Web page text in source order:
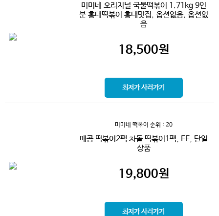
미미네 오리지널 국물떡볶이 1.71kg 9인
분 홍대떡볶이 홍대맛집, 옵션없음, 옵션없
음
18,500원
최저가 사러가기
미미네 떡볶이 순위 : 20
매콤 떡볶이2팩 차돌 떡볶이1팩, FF, 단일
상품
19,800원
최저가 사러가기